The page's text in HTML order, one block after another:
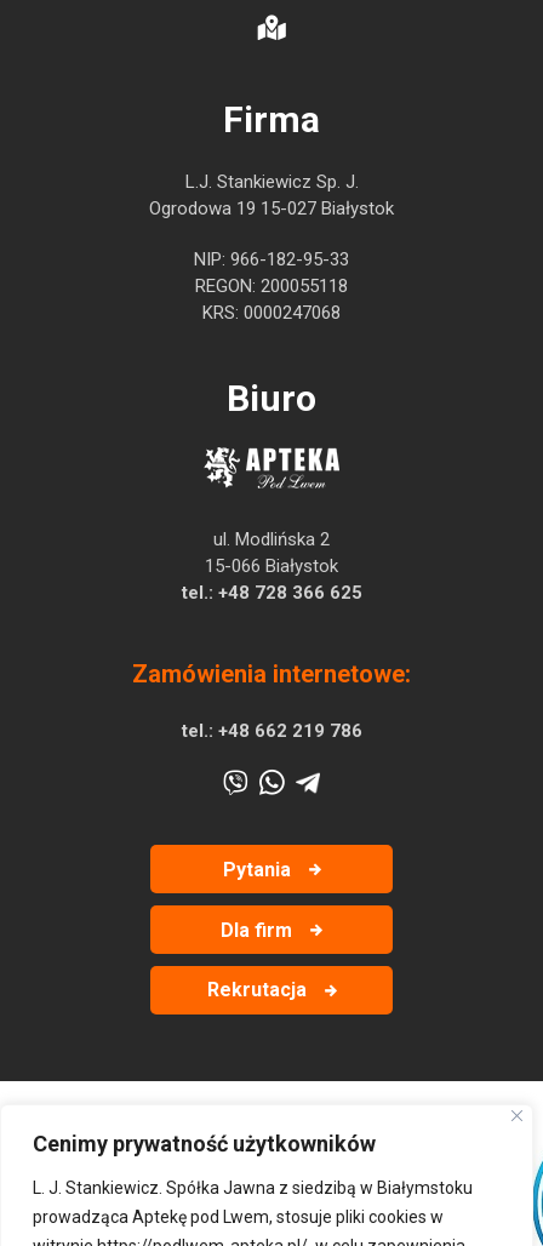
Cenimy prywatność użytkowników
L. J. Stankiewicz. Spółka Jawna z siedzibą w Białymstoku
prowadząca Aptekę pod Lwem, stosuje pliki cookies w
Firma
L.J. Stankiewicz Sp. J.
Ogrodowa 19 15-027 Białystok
NIP: 966-182-95-33
REGON: 200055118
KRS: 0000247068
Biuro
ul. Modlińska 2
15-066 Białystok
tel.: +48 728 366 625
Zamówienia internetowe:
tel.: +48 662 219 786
Pytania
Dla firm
Rekrutacja
‹